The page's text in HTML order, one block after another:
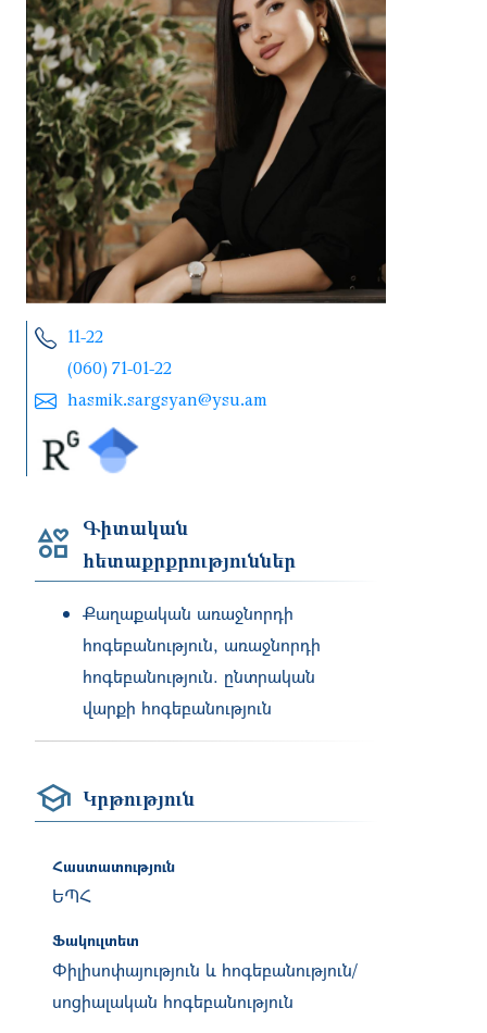
11-22
(060) 71-01-22
hasmik.sargsyan@ysu.am
Գիտական
հետաքրքրություններ
Քաղաքական առաջնորդի
հոգեբանություն, առաջնորդի
հոգեբանություն. ընտրական
վարքի հոգեբանություն
Կրթություն
Հաստատություն
ԵՊՀ
Ֆակուլտետ
Փիլիսոփայություն և հոգեբանություն/
սոցիալական հոգեբանություն